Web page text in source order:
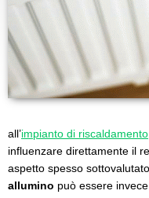
all’impianto di riscaldamento
influenzare direttamente il
aspetto spesso
allumino può essere